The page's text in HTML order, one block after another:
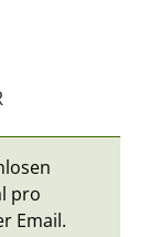
pro
Email.